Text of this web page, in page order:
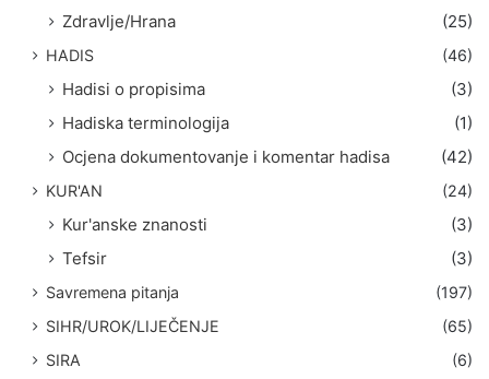
Zdravlje/Hrana
(25)
HADIS (46)
Hadisi o propisima
(3)
Hadiska terminologija
(1)
Ocjena dokumentovanje i komentar hadisa
(42)
KUR'AN (24)
Kur'anske znanosti
(3)
Tefsir
(3)
Savremena pitanja
(197)
SIHR/UROK/LIJEČENJE
(65)
SIRA
(6)